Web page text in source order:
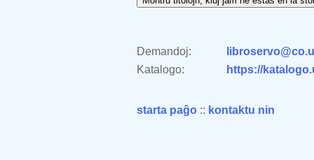
Demandoj:
Katalogo:
https://
starta paĝo :: kontaktu nin